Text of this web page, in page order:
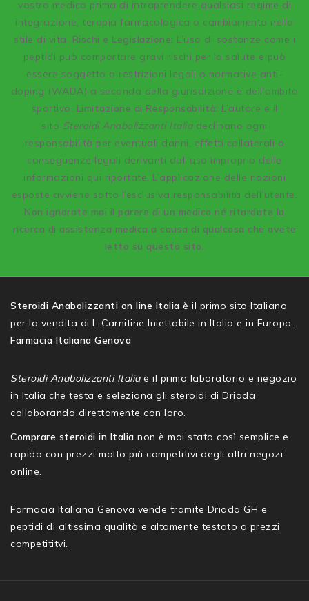
vostro medico prima di intraprendere qualsiasi regime di
integrazione, terapia farmacologica o cambiamento nello
stile di vita. Rischi e Legislazione: L’uso di sostanze come i
peptidi può comportare gravi rischi per la salute e può
essere soggetto a restrizioni legali o normative anti-
doping (WADA) a seconda della giurisdizione e dell’ambito
sportivo. Limitazione di Responsabilità: L’autore e il
sito Steroidi Anabolizzanti Italiadeclinano ogni
responsabilità per eventuali danni, effetti collaterali o
conseguenze legali derivanti dall’uso improprio delle
informazioni qui riportate. L’applicazione delle nozioni
esposte avviene sotto l’esclusiva responsabilità dell’utente.
Non ignorate mai il parere di un medico né ritardate la
ricerca di assistenza medica a causa di qualcosa che avete
letto su questo sito.
Steroidi Anabolizzanti on line Italia è il primo sito Italiano
per la vendita di L-Carnitine Iniettabile in Italia e in Europa.
Farmacia Italiana Genova
Steroidi Anabolizzanti Italiaè il primo laboratorio e negozio
in Italia che testa e seleziona gli steroidi di Driada
collaborando direttamente con loro.
Comprare steroidi in Italia non è mai stato così semplice e
rapido con prezzi molto più competitivi degli altri negozi
online.
Farmacia Italiana Genova vende tramite Driada GH e
peptidi di altissima qualità e altamente testato a prezzi
competititvi.